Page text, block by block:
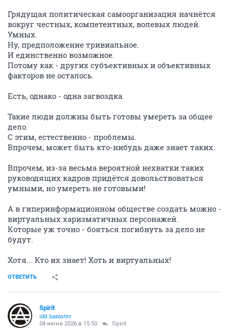
Грядущая политическая самоорганизация начнётся
вокруг честных, компетентных, волевых людей.
Умных.
Ну, предположение тривиальное.
И единственно возможное.
Потому как - других субъективных и объективных
факторов не осталось.
Есть, однако - одна загвоздка.
Такие люди должны быть готовы умереть за общее
дело.
С этим, естественно - проблемы.
Впрочем, может быть кто-нибудь даже знает таких.
Впрочем, из-за весьма вероятной нехватки таких
руководящих кадров придётся довольствоваться
умными, но умереть не готовыми!
А в гиперинформационном обществе создать можно -
виртуальных харизматичных персонажей.
Которые уж точно - бояться погибнуть за дело не
будут.
Хотя... Кто их знает! Хоть и виртуальных!
ОТВЕТИТЬ
Spirit
old hamster
04 июня 2026 в 15:50 Spirit